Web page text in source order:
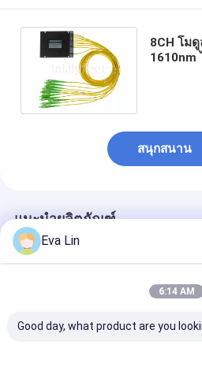
8CH โม
1610nm
สนุกสนาน
แนะนำผลิตภัณฑ์
Eva Lin
6:14 AM
Good day, what product are you